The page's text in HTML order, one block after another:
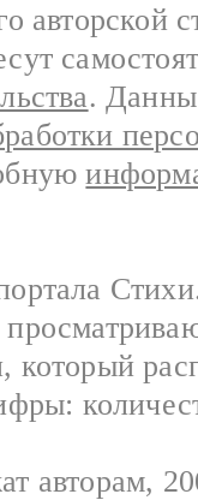
авторской
.
который
авторам,